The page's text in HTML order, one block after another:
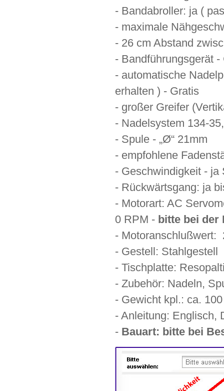
- Bandabroller: ja (
- maximale
- 26 cm Abstand
- Bandführungsgerät -
- automatische
erhalten ) - Gratis
- großer Greifer
- Nadelsystem 134-
- Spule - „Ø“ 21mm
- empfohlene
- Geschwindigkeit -
- Rückwärtsgang: ja
- Motorart: AC
0 RPM - bitte bei der
- Motoranschlußwert:
- Gestell: Stahlgestell
- Tischplatte:
- Zubehör: Nadeln,
- Gewicht kpl.: ca.
- Anleitung: Englisch,
- Bauart: bitte bei